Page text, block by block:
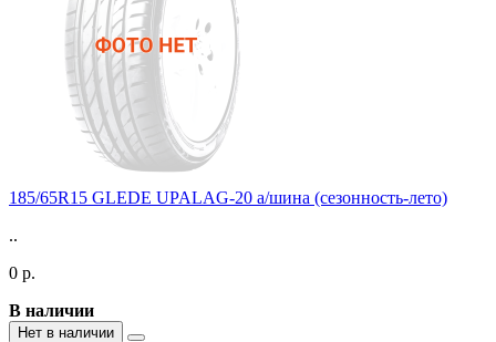
185/65R15 GLEDE UPALAG-20 а/шина (сезонность-лето)
..
0 р.
В наличии
Нет в наличии